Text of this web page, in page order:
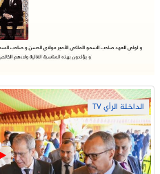
الداخلة الرأي TV